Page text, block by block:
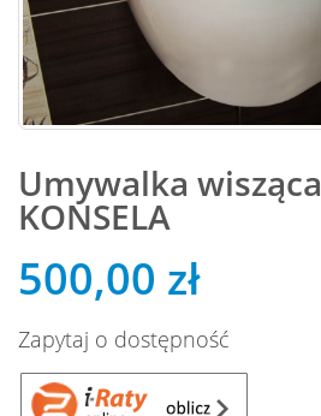
Umywalka wisząca
KONSELA
500,00 zł
Zapytaj o dostępność